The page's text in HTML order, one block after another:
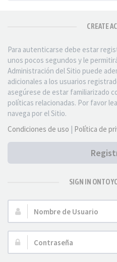
CREATE
Para autenticarse debe estar
unos pocos segundos y le
Administración del Sitio puede
adicionales a los usuarios
asegúrese de estar familiarizado
políticas relacionadas. Por favor
navega por el Sitio.
Condiciones de uso | Política de
SIGN IN ONTO
Nombre
de
Usuario:
Contraseña: